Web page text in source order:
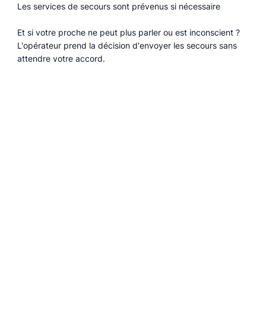
Les services de secours sont prévenus si nécessaire
Et si votre proche ne peut plus parler ou est inconscient ?
L'opérateur prend la décision d'envoyer les secours sans
attendre votre accord.